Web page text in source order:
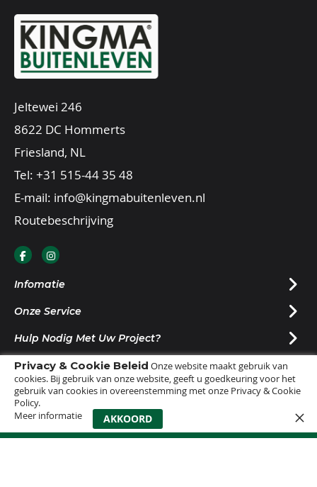
Privacy & Cookie Beleid Onze website maakt gebruik van
cookies. Bij gebruik van onze website, geeft u goedkeuring voor het
gebruik van cookies in overeenstemming met onze Privacy & Cookie
Policy.
Meer informatie
AKKOORD
Jeltewei 246
8622 DC Hommerts
Friesland, NL
Tel: +31 515-44 35 48
E-mail: info@kingmabuitenleven.nl
Routebeschrijving
Infomatie
Onze Service
Hulp Nodig Met Uw Project?
Nieuwsbrief Ontvangen?
© 2025 |Sitemap